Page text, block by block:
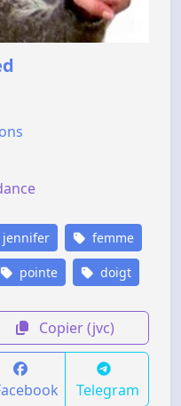
jennifer femme
pointe doigt
Copier (jvc)
Telegram